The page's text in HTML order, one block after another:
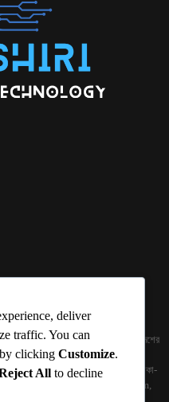
US
করে। সেই আলো কে ধারণ কর দেশ ও বিদেশের
মুঠোয় দিতে চায় টেকসিঁড়ি ডট কম।
তলা), ইনার সার্কুলার রোড, আরামবাগ, ঢাকা-
techshiribd@gmail.com
deliver
traffic. You can
clicking Customize.
All to decline